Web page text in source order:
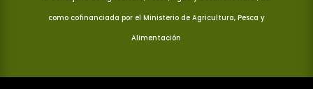
como cofinanciada por el Ministerio de Agricultura, Pesca y
Alimentación